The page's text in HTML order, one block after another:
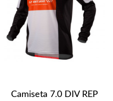
Camiseta 7.0 DIV REP